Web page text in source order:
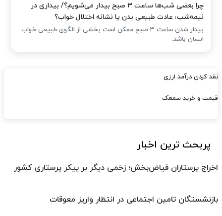
چرا بعضی شب‌ها ساعت ۳ صبح بیدار می‌شویم؟/ بیداری در
نیمه‌شب؛ عادت طبیعی بدن یا نشانه اختلال خواب؟
بیدار شدن ساعت ۳ صبح ممکن است بخشی از الگوی طبیعی خواب
انسان باشد.
نقد کردن درآمد ارزی
قیمت و خرید سمعک
پربحث ترین اخبار
اخراج پرستاران فیاض‌بخش؛ زخمی دیگر بر پیکر پرستاری کشور
بازنشستگان تامین اجتماعی در انتظار واریز معوقات